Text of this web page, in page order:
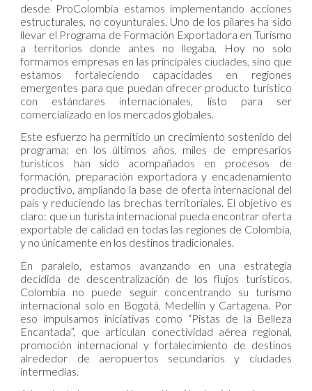
desde ProColombia estamos implementando acciones
estructurales, no coyunturales. Uno de los pilares ha sido
llevar el Programa de Formación Exportadora en Turismo
a territorios donde antes no llegaba. Hoy no solo
formamos empresas en las principales ciudades, sino que
estamos fortaleciendo capacidades en regiones
emergentes para que puedan ofrecer producto turístico
con estándares internacionales, listo para ser
comercializado en los mercados globales.
Este esfuerzo ha permitido un crecimiento sostenido del
programa: en los últimos años, miles de empresarios
turísticos han sido acompañados en procesos de
formación, preparación exportadora y encadenamiento
productivo, ampliando la base de oferta internacional del
país y reduciendo las brechas territoriales. El objetivo es
claro: que un turista internacional pueda encontrar oferta
exportable de calidad en todas las regiones de Colombia,
y no únicamente en los destinos tradicionales.
En paralelo, estamos avanzando en una estrategia
decidida de descentralización de los flujos turísticos.
Colombia no puede seguir concentrando su turismo
internacional solo en Bogotá, Medellín y Cartagena. Por
eso impulsamos iniciativas como “Pistas de la Belleza
Encantada”, que articulan conectividad aérea regional,
promoción internacional y fortalecimiento de destinos
alrededor de aeropuertos secundarios y ciudades
intermedias.